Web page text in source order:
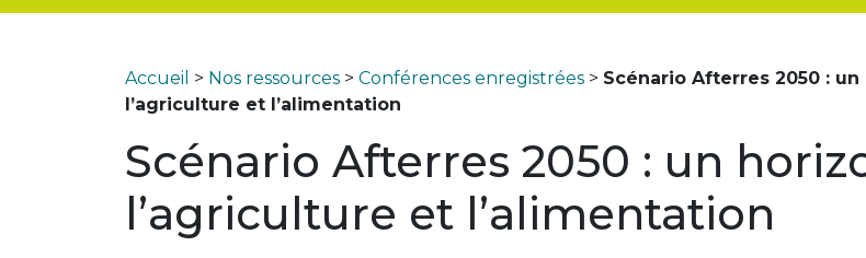
Accueil > Nos ressources > Conférences enregistrées > Scénario Afterres 2050 :
l’agriculture et l’alimentation
Scénario Afterres 2050 : un
l’agriculture et l’alimentation